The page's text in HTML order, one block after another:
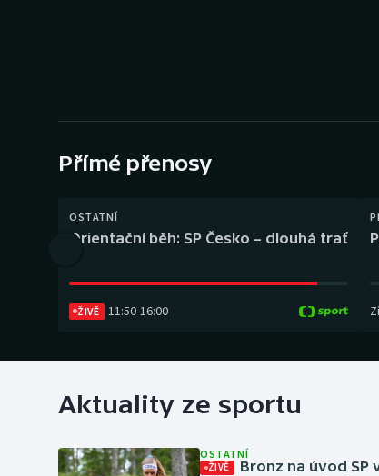
Přímé přenosy
OSTATNÍ
Orientační běh: SP Česko – dlouhá trať
ŽIVĚ 11:50-16:00
Aktuality ze sportu
OSTATNÍ
ŽIVĚ
Bronz na úvod SP